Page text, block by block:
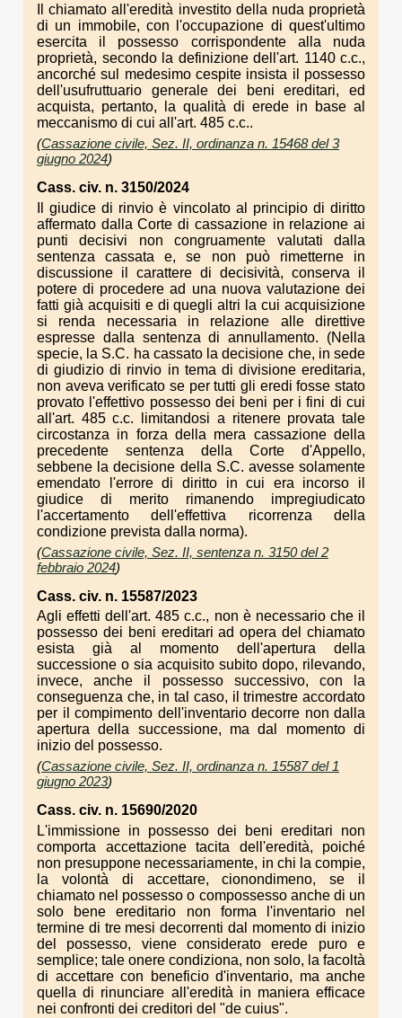
Il chiamato all'eredità investito della nuda proprietà
di un immobile, con l'occupazione di quest'ultimo
esercita il possesso corrispondente alla nuda
proprietà, secondo la definizione dell'art. 1140 c.c.,
ancorché sul medesimo cespite insista il possesso
dell'usufruttuario generale dei beni ereditari, ed
acquista, pertanto, la qualità di erede in base al
meccanismo di cui all'art. 485 c.c..
(Cassazione civile, Sez. II, ordinanza n. 15468 del 3
giugno 2024)
Cass. civ. n. 3150/2024
Il giudice di rinvio è vincolato al principio di diritto
affermato dalla Corte di cassazione in relazione ai
punti decisivi non congruamente valutati dalla
sentenza cassata e, se non può rimetterne in
discussione il carattere di decisività, conserva il
potere di procedere ad una nuova valutazione dei
fatti già acquisiti e di quegli altri la cui acquisizione
si renda necessaria in relazione alle direttive
espresse dalla sentenza di annullamento. (Nella
specie, la S.C. ha cassato la decisione che, in sede
di giudizio di rinvio in tema di divisione ereditaria,
non aveva verificato se per tutti gli eredi fosse stato
provato l'effettivo possesso dei beni per i fini di cui
all'art. 485 c.c. limitandosi a ritenere provata tale
circostanza in forza della mera cassazione della
precedente sentenza della Corte d'Appello,
sebbene la decisione della S.C. avesse solamente
emendato l'errore di diritto in cui era incorso il
giudice di merito rimanendo impregiudicato
l'accertamento dell'effettiva ricorrenza della
condizione prevista dalla norma).
(Cassazione civile, Sez. II, sentenza n. 3150 del 2
febbraio 2024)
Cass. civ. n. 15587/2023
Agli effetti dell'art. 485 c.c., non è necessario che il
possesso dei beni ereditari ad opera del chiamato
esista già al momento dell'apertura della
successione o sia acquisito subito dopo, rilevando,
invece, anche il possesso successivo, con la
conseguenza che, in tal caso, il trimestre accordato
per il compimento dell'inventario decorre non dalla
apertura della successione, ma dal momento di
inizio del possesso.
(Cassazione civile, Sez. II, ordinanza n. 15587 del 1
giugno 2023)
Cass. civ. n. 15690/2020
L'immissione in possesso dei beni ereditari non
comporta accettazione tacita dell'eredità, poiché
non presuppone necessariamente, in chi la compie,
la volontà di accettare, cionondimeno, se il
chiamato nel possesso o compossesso anche di un
solo bene ereditario non forma l'inventario nel
termine di tre mesi decorrenti dal momento di inizio
del possesso, viene considerato erede puro e
semplice; tale onere condiziona, non solo, la facoltà
di accettare con beneficio d'inventario, ma anche
quella di rinunciare all'eredità in maniera efficace
nei confronti dei creditori del "de cuius".